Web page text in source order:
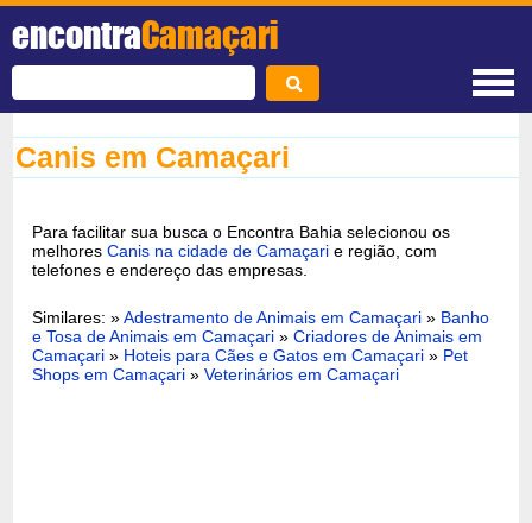
encontraCamaçari
Canis em Camaçari
Para facilitar sua busca o Encontra Bahia selecionou os
melhores Canis na cidade de Camaçari e região, com
telefones e endereço das empresas.
Similares: »Adestramento de Animais em Camaçari » Banho
e Tosa de Animais em Camaçari »Criadores de Animais em
Camaçari » Hoteis para Cães e Gatos em Camaçari » Pet
Shops em Camaçari »Veterinários em Camaçari